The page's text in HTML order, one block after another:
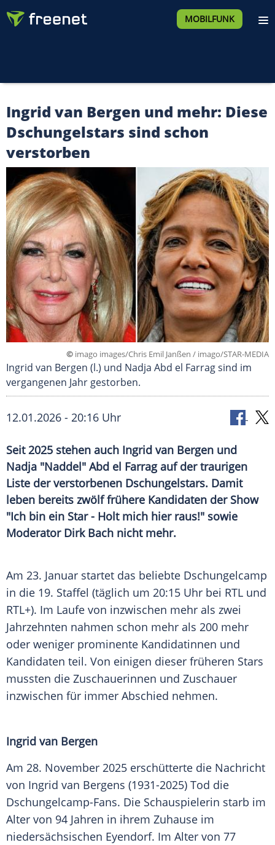
MOBILFUNK
Ingrid van Bergen und mehr: Diese
Dschungelstars sind schon
verstorben
© imago images/Chris Emil Janßen / imago/STAR-MEDIA
Ingrid van Bergen (l.) und Nadja Abd el Farrag sind im
vergangenen Jahr gestorben.
12.01.2026 - 20:16 Uhr
Seit 2025 stehen auch Ingrid van Bergen und
Nadja "Naddel" Abd el Farrag auf der traurigen
Liste der verstorbenen Dschungelstars. Damit
leben bereits zwölf frühere Kandidaten der Show
"Ich bin ein Star - Holt mich hier raus!" sowie
Moderator Dirk Bach nicht mehr.
Am 23. Januar startet das beliebte Dschungelcamp
in die 19. Staffel (täglich um 20:15 Uhr bei RTL und
RTL+). Im Laufe von inzwischen mehr als zwei
Jahrzehnten nahmen schon mehr als 200 mehr
oder weniger prominente Kandidatinnen und
Kandidaten teil. Von einigen dieser früheren Stars
mussten die Zuschauerinnen und Zuschauer
inzwischen für immer Abschied nehmen.
Ingrid van Bergen
Am 28. November 2025 erschütterte die Nachricht
von Ingrid van Bergens (1931-2025) Tod die
Dschungelcamp-Fans. Die Schauspielerin starb im
Alter von 94 Jahren in ihrem Zuhause im
niedersächsischen Eyendorf. Im Alter von 77